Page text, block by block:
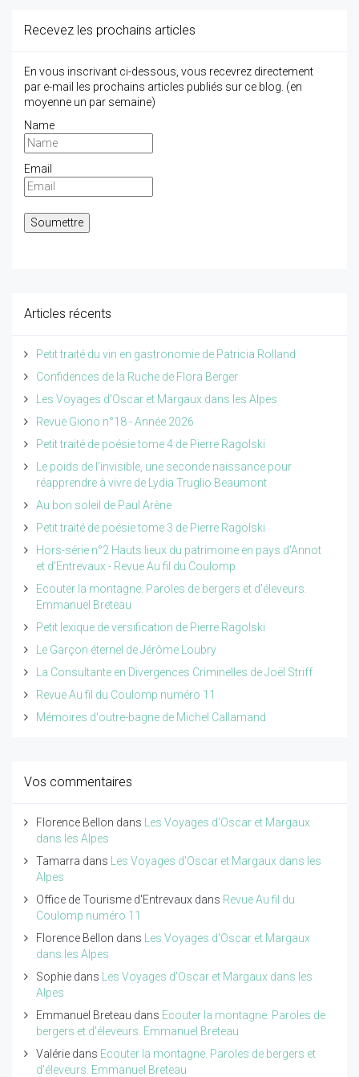
Recevez les prochains articles
En vous inscrivant ci-dessous, vous recevrez directement
par e-mail les prochains articles publiés sur ce blog. (en
moyenne un par semaine)
Name
Email
Articles récents
Petit traité du vin en gastronomie de Patricia Rolland
Confidences de la Ruche de Flora Berger
Les Voyages d'Oscar et Margaux dans les Alpes
Revue Giono n°18 - Année 2026
Petit traité de poésie tome 4 de Pierre Ragolski
Le poids de l'invisible, une seconde naissance pour
réapprendre à vivre de Lydia Truglio Beaumont
Au bon soleil de Paul Arène
Petit traité de poésie tome 3 de Pierre Ragolski
Hors-série n°2 Hauts lieux du patrimoine en pays d'Annot
et d'Entrevaux - Revue Au fil du Coulomp
Ecouter la montagne. Paroles de bergers et d'éleveurs.
Emmanuel Breteau
Petit lexique de versification de Pierre Ragolski
Le Garçon éternel de Jérôme Loubry
La Consultante en Divergences Criminelles de Joël Striff
Revue Au fil du Coulomp numéro 11
Mémoires d'outre-bagne de Michel Callamand
Vos commentaires
Florence Bellon dans
Les Voyages d'Oscar et Margaux
dans les Alpes
Tamarra dans
Les Voyages d'Oscar et Margaux dans les
Alpes
Office de Tourisme d'Entrevaux dans Revue Au fil du
Coulomp numéro 11
Florence Bellon dans
Les Voyages d'Oscar et Margaux
dans les Alpes
Sophie dans
Les Voyages d'Oscar et Margaux dans les
Alpes
Emmanuel Breteau dans Ecouter la montagne. Paroles de
bergers et d'éleveurs. Emmanuel Breteau
Valérie dans Ecouter la montagne. Paroles de bergers et
d'éleveurs. Emmanuel Breteau